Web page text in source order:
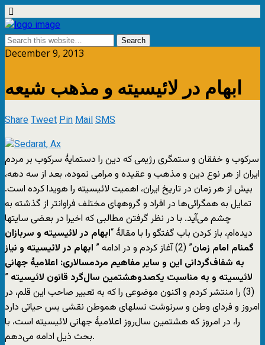
December 9, 2013
ابهام در لائیسیته و مذهب شیعه
ShareTweetPinMailSMS
سرکوب و خفقان و ستمگری رژیمی که دین را دستمایۀ سرکوب بر مردم
ایران از هر نوع دین و مذهب و عقیده و مرامی نموده، بعد از سه دهه،
بیش از هر زمان در تاریخ ایران، اهمیت لائیسیته را هویدا کرده است.
تمایل به همگرائی‌‌ها در افراد و گروههای مختلف فراوانتر از گذشته به
چشم می‌آید. با در نظر گرفتن مطالبی که اخیرا در بعضی سایتها
دیده‌ام، باز کردن باب گفتگو را با مقالۀ “ابهام در لائیسیته و سربازان
گمنام امام زمان” (2) آغاز کردم و در ادامه ”
ابهام در لائیسیته و نیاز
به شفاف‌گردانی این و سایر مفاهیم مردمسالاری: اعلامیۀ جهانی
لائیسیته و به مناسبت یکصدوهشتمین سال‌گرد قانون لائیسیته ”
(3) را منتشر کردم و اکنون موضوعی را که به تعبیر صاحب این قلم، در
امروز و فردای وطن و سرنوشت نسلهای هموطن نقشی بس حیاتی دارد
را، در امروز که هشتمین سال‌روز اعلامیۀ جهانی لائیسیته است، با
بحث ذیل ادامه می‌دهم.